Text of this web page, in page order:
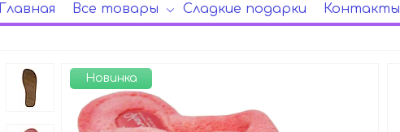
Главная Все товары Сладкие подарки Контакты
Новинка